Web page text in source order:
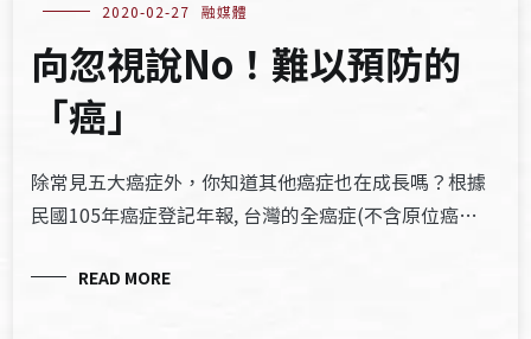
2020-02-27 融媒體
向忽視說No！難以預防的
「癌」
除常見五大癌症外，你知道其他癌症也在成長嗎？根據
民國105年癌症登記年報, 台灣的全癌症(不含原位癌…
READ MORE